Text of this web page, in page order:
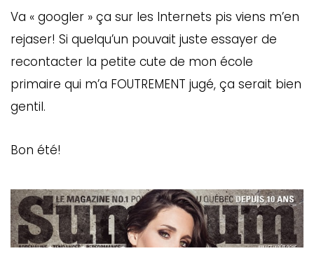
Va « googler » ça sur les Internets pis viens m’en
rejaser! Si quelqu’un pouvait juste essayer de
recontacter la petite cute de mon école
primaire qui m’a FOUTREMENT jugé, ça serait bien
gentil.
Bon été!